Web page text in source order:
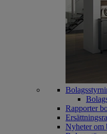
Rapporter
Nyheter om